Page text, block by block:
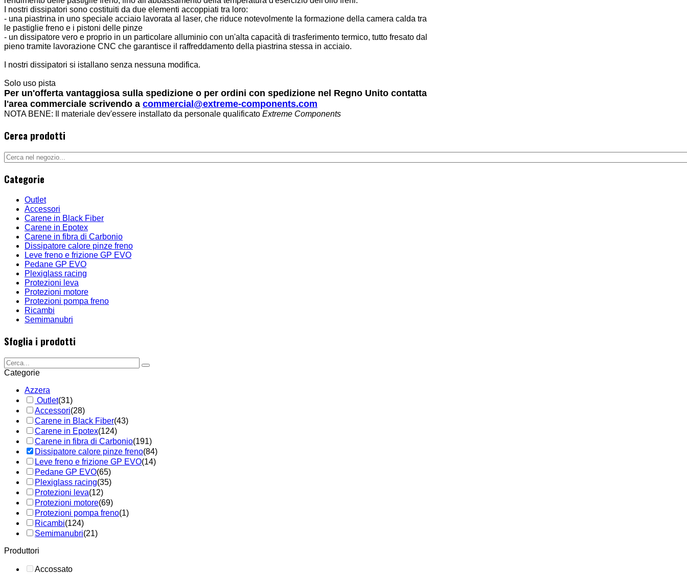
I nostri dissipatori sono costituiti da due elementi accoppiati tra loro:
- una piastrina in uno speciale acciaio lavorata al laser, che riduce notevolmente la formazione della camera calda tra
le pastiglie freno e i pistoni delle pinze
- un dissipatore vero e proprio in un particolare alluminio con un'alta capacità di trasferimento termico, tutto fresato dal
pieno tramite lavorazione CNC che garantisce il raffreddamento della piastrina stessa in acciaio.
I nostri dissipatori si istallano senza nessuna modifica.
Solo uso pista
Per un'offerta vantaggiosa sulla spedizione o per ordini con spedizione nel Regno Unito contatta
l'area commerciale scrivendo a commercial@extreme-components.com
NOTA BENE: Il materiale dev'essere installato da personale qualificato Extreme Components
Cerca prodotti
Categorie
Outlet
Accessori
Carene in Black Fiber
Carene in Epotex
Carene in fibra di Carbonio
Dissipatore calore pinze freno
Leve freno e frizione GP EVO
Pedane GP EVO
Plexiglass racing
Protezioni leva
Protezioni motore
Protezioni pompa freno
Ricambi
Semimanubri
Sfoglia i prodotti
Categorie
Azzera
Outlet(31)
Accessori(28)
Carene in Black Fiber(43)
Carene in Epotex(124)
Carene in fibra di Carbonio(191)
Dissipatore calore pinze freno(84)
Leve freno e frizione GP EVO(14)
Pedane GP EVO(65)
Plexiglass racing(35)
Protezioni leva(12)
Protezioni motore(69)
Protezioni pompa freno(1)
Ricambi(124)
Semimanubri(21)
Produttori
Accossato